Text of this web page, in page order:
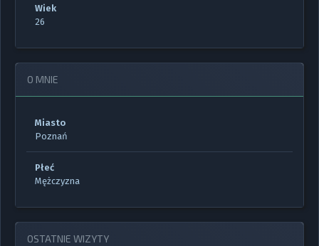
Wiek
26
O MNIE
Miasto
Poznań
Płeć
Mężczyzna
OSTATNIE WIZYTY